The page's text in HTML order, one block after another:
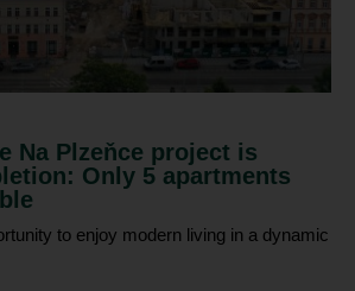
Na Plzeňce project is
Only 5 apartments
to enjoy modern living in a dynamic